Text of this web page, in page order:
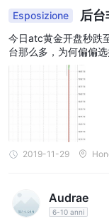
con queste
abbiano accesso a
trading senza
prendere decisioni
Consulta la tabella
Si prega di notare
trading può variare
piattaforme di trading.
Esposizione 后
今日atc黄金开盘秒跌
台那么多，为何偏偏
2019-11-29
Audrae
6-10 anni